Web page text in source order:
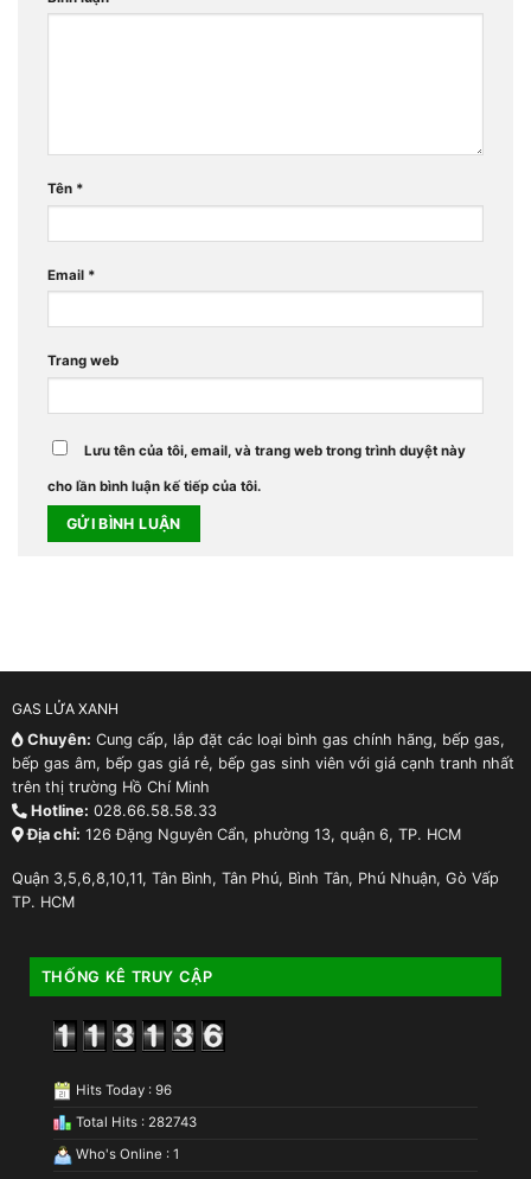
Tên *
Email *
Trang web
Lưu tên của tôi, email, và trang web trong trình duyệt này
cho lần bình luận kế tiếp của tôi.
GAS LỬA XANH
Chuyên: Cung cấp, lắp đặt các loại bình gas chính hãng, bếp gas,
bếp gas âm, bếp gas giá rẻ, bếp gas sinh viên với giá cạnh tranh nhất
trên thị trường Hồ Chí Minh
Hotline: 028.66.58.58.33
Địa chỉ: 126 Đặng Nguyên Cẩn, phường 13, quận 6, TP. HCM
Quận 3,5,6,8,10,11, Tân Bình, Tân Phú, Bình Tân, Phú Nhuận, Gò Vấp
TP. HCM
THỐNG KÊ TRUY CẬP
Hits Today : 96
Total Hits : 282743
Who's Online : 1